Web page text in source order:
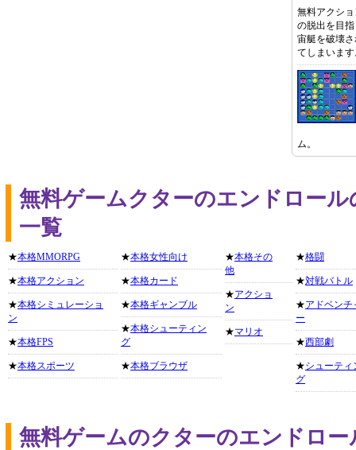
無料アクシ
の脱出を目
宙艇を破壊
てしまいま
ム。
無料ゲームクターのエンドロー
一覧
★本格MMORPG
★本格アクション
★本格シミュレーショ
ン
★本格FPS
★本格スポーツ
★本格女性向け
★本格カード
★本格ギャンブル
★本格シューティン
グ
★本格ブラウザ
★本格その
他
★アクショ
ン
★マリオ
★格闘
★対戦バトル
★アドベンチ
ー
★西部劇
★シューティ
グ
無料ゲームのクターのエンドロ